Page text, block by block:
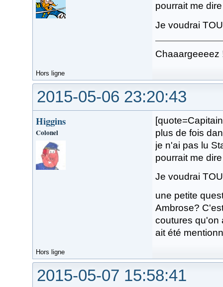
pourrait me
Je voudrai
Chaaargeeeez
Hors ligne
2015-05-06 23:20:43
Higgins
Colonel
plus de fois
je n'ai pas lu
pourrait me
Je voudrai
une petite
Ambrose?
coutures qu'on
ait été
Hors ligne
2015-05-07 15:58:41